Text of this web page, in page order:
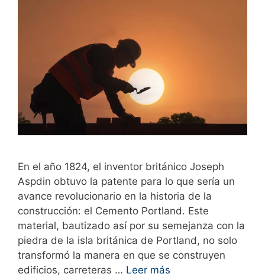
En el año 1824, el inventor británico Joseph
Aspdin obtuvo la patente para lo que sería un
avance revolucionario en la historia de la
construcción: el Cemento Portland. Este
material, bautizado así por su semejanza con la
piedra de la isla británica de Portland, no solo
transformó la manera en que se construyen
edificios, carreteras … Leer más